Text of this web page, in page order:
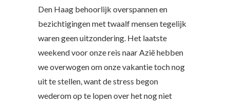
Den Haag behoorlijk overspannen en
bezichtigingen met twaalf mensen tegelijk
waren geen uitzondering. Het laatste
weekend voor onze reis naar Azië hebben
we overwogen om onze vakantie toch nog
uit te stellen, want de stress begon
wederom op te lopen over het nog niet